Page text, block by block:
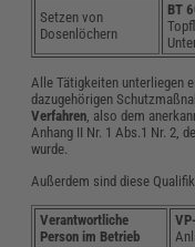
Setzen von
Dosenlöchern
BT
Alle Tätigkeiten unterliegen
dazugehörigen
Verfahren, also dem
Anhang II Nr. 1 Abs.1 Nr. 2,
wurde.
Außerdem sind diese
Verantwortliche
Person im Betrieb